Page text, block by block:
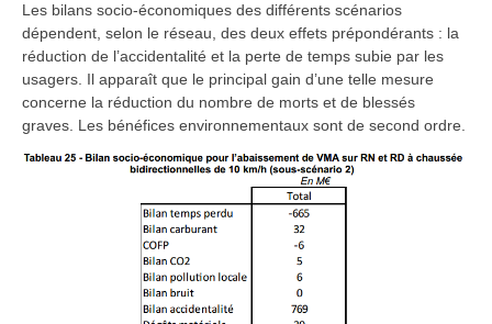
Les bilans socio-économiques des différents scénarios
dépendent, selon le réseau, des deux effets prépondérants : la
réduction de l’accidentalité et la perte de temps subie par les
usagers. Il apparaît que le principal gain d’une telle mesure
concerne la réduction du nombre de morts et de blessés
graves. Les bénéfices environnementaux sont de second ordre.